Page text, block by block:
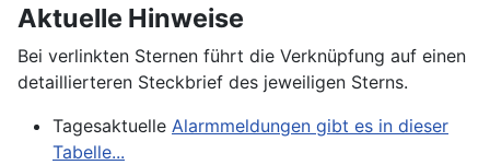
Aktuelle Hinweise
Bei verlinkten Sternen führt die Verknüpfung auf einen
detaillierteren Steckbrief des jeweiligen Sterns.
Tagesaktuelle Alarmmeldungen gibt es in dieser
Tabelle...